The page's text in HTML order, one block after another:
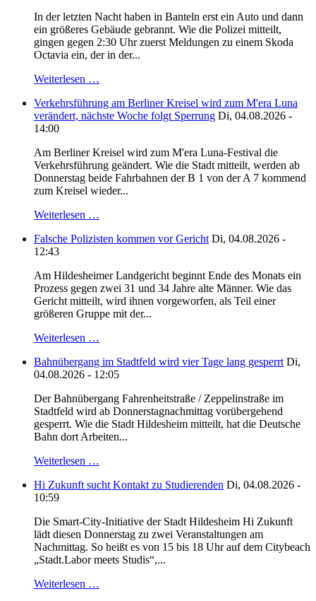
In der letzten Nacht haben in Banteln erst ein Auto und dann
ein größeres Gebäude gebrannt. Wie die Polizei mitteilt,
gingen gegen 2:30 Uhr zuerst Meldungen zu einem Skoda
Octavia ein, der in der...
Weiterlesen …
Verkehrsführung am Berliner Kreisel wird zum M'era Luna
verändert, nächste Woche folgt Sperrung Di, 04.08.2026 -
14:00
Am Berliner Kreisel wird zum M'era Luna-Festival die
Verkehrsführung geändert. Wie die Stadt mitteilt, werden ab
Donnerstag beide Fahrbahnen der B 1 von der A 7 kommend
zum Kreisel wieder...
Weiterlesen …
Falsche Polizisten kommen vor Gericht Di, 04.08.2026 -
12:43
Am Hildesheimer Landgericht beginnt Ende des Monats ein
Prozess gegen zwei 31 und 34 Jahre alte Männer. Wie das
Gericht mitteilt, wird ihnen vorgeworfen, als Teil einer
größeren Gruppe mit der...
Weiterlesen …
Bahnübergang im Stadtfeld wird vier Tage lang gesperrt Di,
04.08.2026 - 12:05
Der Bahnübergang Fahrenheitstraße / Zeppelinstraße im
Stadtfeld wird ab Donnerstagnachmittag vorübergehend
gesperrt. Wie die Stadt Hildesheim mitteilt, hat die Deutsche
Bahn dort Arbeiten...
Weiterlesen …
Hi Zukunft sucht Kontakt zu Studierenden Di, 04.08.2026 -
10:59
Die Smart-City-Initiative der Stadt Hildesheim Hi Zukunft
lädt diesen Donnerstag zu zwei Veranstaltungen am
Nachmittag. So heißt es von 15 bis 18 Uhr auf dem Citybeach
„Stadt.Labor meets Studis“,...
Weiterlesen …